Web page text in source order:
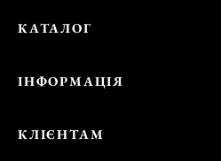
КАТАЛОГ
ІНФОРМАЦІЯ
КЛІЄНТАМ